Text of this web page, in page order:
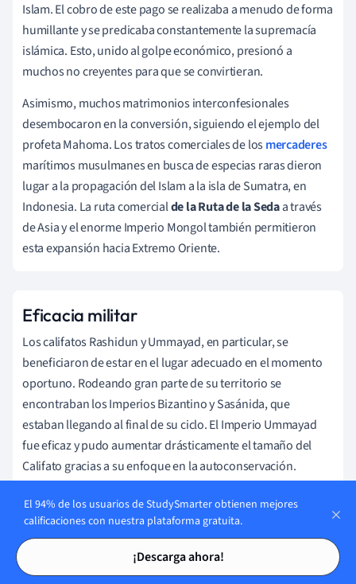
Tarjetas de estudio
Tarjetas de estudio
Islam. El cobro de este pago se realizaba a menudo de forma
humillante y se predicaba constantemente la supremacía
islámica. Esto, unido al golpe económico, presionó a
muchos no creyentes para que se convirtieran.
Asimismo, muchos matrimonios interconfesionales
desembocaron en la conversión, siguiendo el ejemplo del
profeta Mahoma. Los tratos comerciales de losmercaderes
marítimos musulmanes en busca de especias raras dieron
lugar a la propagación del Islam a la isla de Sumatra, en
Indonesia. La ruta comercialde la Ruta de la Sedaa través
de Asia y el enorme Imperio Mongol también permitieron
esta expansión hacia Extremo Oriente.
Eficacia militar
Los califatos Rashidun y Ummayad, en particular, se
beneficiaron de estar en el lugar adecuado en el momento
oportuno. Rodeando gran parte de su territorio se
encontraban los Imperios Bizantino y Sasánida, que
estaban llegando al final de su ciclo. El Imperio Ummayad
fue eficaz y pudo aumentar drásticamente el tamaño del
Califato gracias a su enfoque en la autoconservación.
Una vez que surgieron otros imperios y se desarrollaron
diferentes facciones dentro del Califato durante la época
abbasí, siempre fue cuestión de tiempo que empezara a
menguar y acabara llegando al final de su propio ciclo.
El 94% de los usuarios de StudySmarter obtienen mejores
calificaciones con nuestra plataforma gratuita.
¡Descarga ahora!